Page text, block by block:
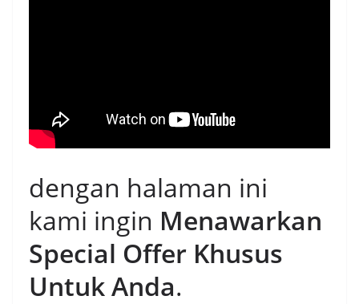
dengan halaman ini
kami ingin Menawarkan
Special Offer Khusus
Untuk Anda.